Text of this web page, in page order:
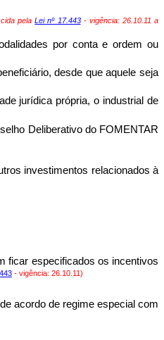
pelaLei nº 17.443- vigência: 26.10.11 a
por conta e ordem ou
desde que aquele seja
jurídica própria, o industrial de
Deliberativo do FOMENTAR
investimentos relacionados à
ficar especificados os incentivos
- vigência: 26.10.11)
acordo de regime especial com